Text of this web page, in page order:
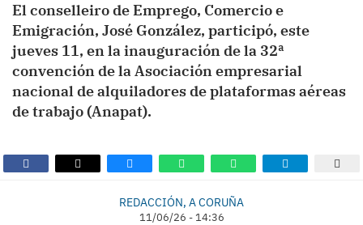
El conselleiro de Emprego, Comercio e
Emigración, José González, participó, este
jueves 11, en la inauguración de la 32ª
convención de la Asociación empresarial
nacional de alquiladores de plataformas aéreas
de trabajo (Anapat).
REDACCIÓN, A CORUÑA
11/06/26 - 14:36